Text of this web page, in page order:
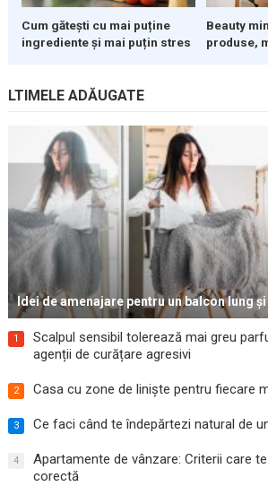
Cum gătești cu mai puține
ingrediente și mai puțin stres
Beauty
produse,
LTIMELE ADĂUGATE
Idei de amenajare pentru un balcon lung
1
Scalpul sensibil tolerează mai greu
agenții de curățare agresivi
2 Casa cu zone de liniște pentru fiecare
3 Ce faci când te îndepărtezi natural de
4
Apartamente de vânzare: Criterii care
corectă